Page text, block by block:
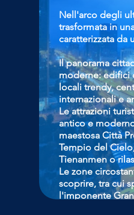
Nell'arco degli
trasformata in
caratterizzata da
Il panorama
moderne: edifici
locali trendy,
internazionali e
Le attrazioni
antico e
maestosa Città
Tempio del
Tienanmen o
Le zone
scoprire, tra cui
l'imponente